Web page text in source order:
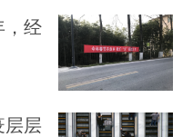
，经
层层